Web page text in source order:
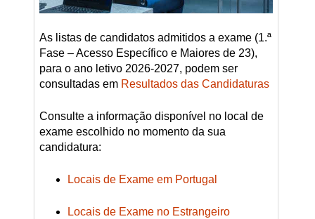
As listas de candidatos admitidos a exame (1.ª
Fase – Acesso Específico e Maiores de 23),
para o ano letivo 2026-2027, podem ser
consultadas em Resultados das Candidaturas
Consulte a informação disponível no local de
exame escolhido no momento da sua
candidatura:
Locais de Exame em Portugal
Locais de Exame no Estrangeiro